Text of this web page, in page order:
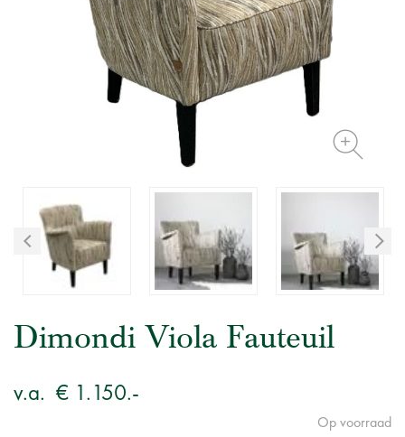
Dimondi Viola Fauteuil
v.a. € 1.150.-
Op voorraad